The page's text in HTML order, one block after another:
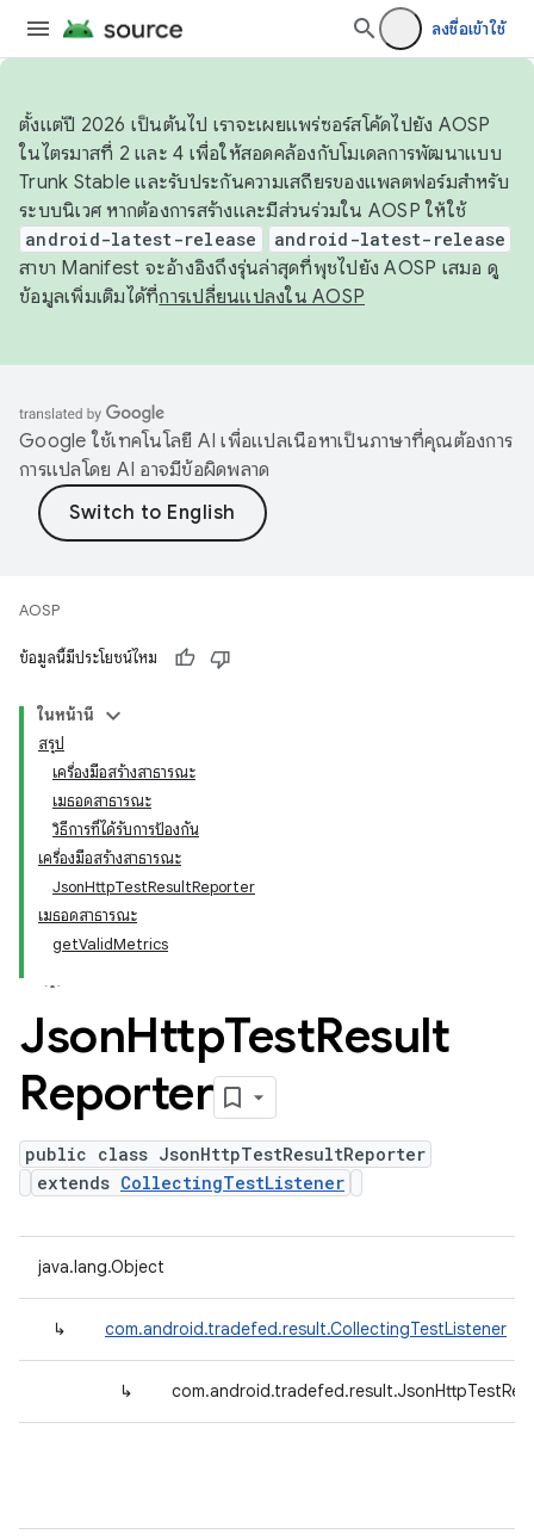
ลงชื่อเข้าใช้
ตั้งแต่ปี 2026 เป็นต้นไป เราจะเผยแพร่ซอร์สโค้ดไปยัง AOSP
ในไตรมาสที่ 2 และ 4 เพื่อให้สอดคล้องกับโมเดลการพัฒนาแบบ
Trunk Stable และรับประกันความเสถียรของแพลตฟอร์มสำหรับ
ระบบนิเวศ หากต้องการสร้างและมีส่วนร่วมใน AOSP ให้ใช้
android-latest-release android-latest-release
สาขา Manifest จะอ้างอิงถึงรุ่นล่าสุดที่พุชไปยัง AOSP เสมอ ดู
ข้อมูลเพิ่มเติมได้ที่การเปลี่ยนแปลงใน AOSP
Google ใช้เทคโนโลยี AI เพื่อแปลเนื้อหาเป็นภาษาที่คุณต้องการ
การแปลโดย AI อาจมีข้อผิดพลาด
AOSP
ข้อมูลนี้มีประโยชน์ไหม
ในหน้านี้
สรุป
เครื่องมือสร้างสาธารณะ
เมธอดสาธารณะ
วิธีการที่ได้รับการป้องกัน
เครื่องมือสร้างสาธารณะ
JsonHttpTestResultReporter
เมธอดสาธารณะ
getValidMetrics
JsonHttpTestResult
Reporter
public class JsonHttpTestResultReporter
extends CollectingTestListener
java.lang.Object
↳ com.android.tradefed.result.CollectingTestListener
↳